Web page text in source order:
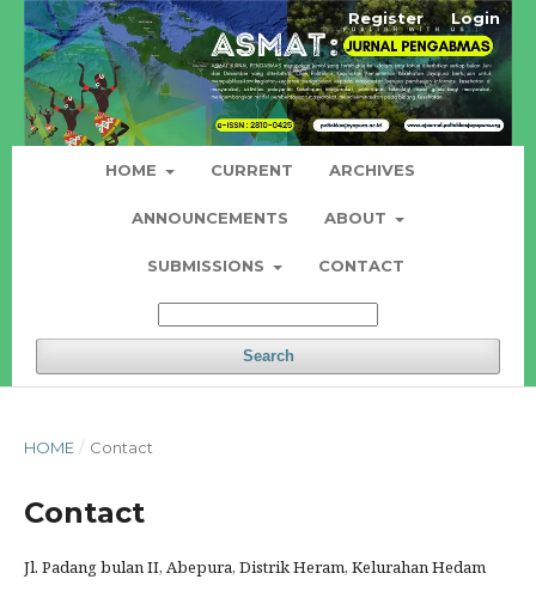
HOME CURRENT ARCHIVES
ANNOUNCEMENTS ABOUT
SUBMISSIONS CONTACT
Search
Register Login
HOME / Contact
Contact
Jl. Padang bulan II, Abepura, Distrik Heram, Kelurahan Hedam